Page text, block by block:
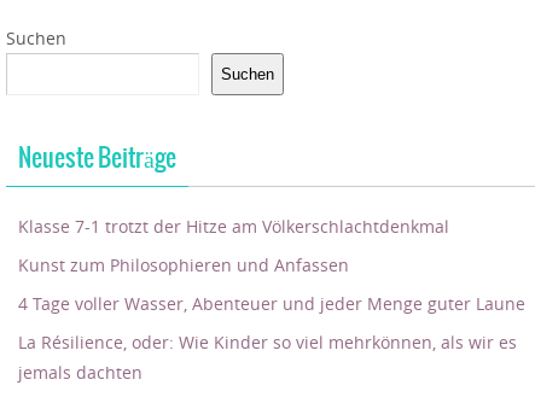
Suchen
Suchen
Neueste Beiträge
Klasse 7-1 trotzt der Hitze am Völkerschlachtdenkmal
Kunst zum Philosophieren und Anfassen
4 Tage voller Wasser, Abenteuer und jeder Menge guter Laune
La Résilience, oder: Wie Kinder so viel mehrkönnen, als wir es
jemals dachten